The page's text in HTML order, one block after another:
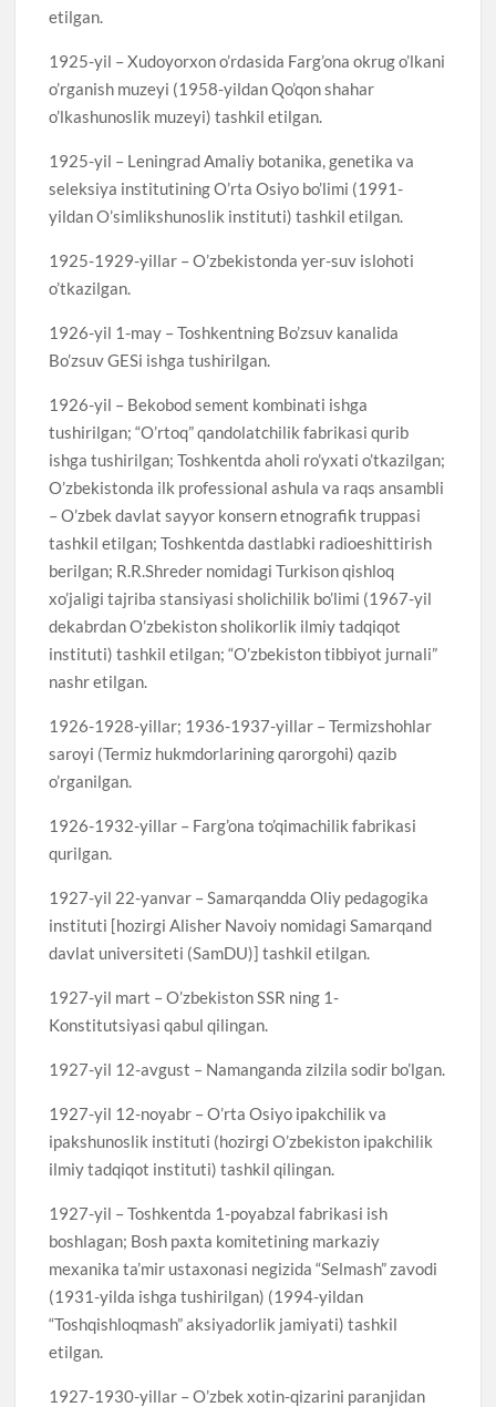
etilgan.
1925-yil – Xudoyorxon o’rdasida Farg’ona okrug o’lkani
o’rganish muzeyi (1958-yildan Qo’qon shahar
o’lkashunoslik muzeyi) tashkil etilgan.
1925-yil – Leningrad Amaliy botanika, genetika va
seleksiya institutining O’rta Osiyo bo’limi (1991-
yildan O’simlikshunoslik instituti) tashkil etilgan.
1925-1929-yillar – O’zbekistonda yer-suv islohoti
o’tkazilgan.
1926-yil 1-may – Toshkentning Bo’zsuv kanalida
Bo’zsuv GESi ishga tushirilgan.
1926-yil – Bekobod sement kombinati ishga
tushirilgan; “O’rtoq” qandolatchilik fabrikasi qurib
ishga tushirilgan; Toshkentda aholi ro’yxati o’tkazilgan;
O’zbekistonda ilk professional ashula va raqs ansambli
– O’zbek davlat sayyor konsern etnografik truppasi
tashkil etilgan; Toshkentda dastlabki radioeshittirish
berilgan; R.R.Shreder nomidagi Turkison qishloq
xo’jaligi tajriba stansiyasi sholichilik bo’limi (1967-yil
dekabrdan O’zbekiston sholikorlik ilmiy tadqiqot
instituti) tashkil etilgan; “O’zbekiston tibbiyot jurnali”
nashr etilgan.
1926-1928-yillar; 1936-1937-yillar – Termizshohlar
saroyi (Termiz hukmdorlarining qarorgohi) qazib
o’rganilgan.
1926-1932-yillar – Farg’ona to’qimachilik fabrikasi
qurilgan.
1927-yil 22-yanvar – Samarqandda Oliy pedagogika
instituti [hozirgi Alisher Navoiy nomidagi Samarqand
davlat universiteti (SamDU)] tashkil etilgan.
1927-yil mart – O’zbekiston SSR ning 1-
Konstitutsiyasi qabul qilingan.
1927-yil 12-avgust – Namanganda zilzila sodir bo’lgan.
1927-yil 12-noyabr – O’rta Osiyo ipakchilik va
ipakshunoslik instituti (hozirgi O’zbekiston ipakchilik
ilmiy tadqiqot instituti) tashkil qilingan.
1927-yil – Toshkentda 1-poyabzal fabrikasi ish
boshlagan; Bosh paxta komitetining markaziy
mexanika ta’mir ustaxonasi negizida “Selmash” zavodi
(1931-yilda ishga tushirilgan) (1994-yildan
“Toshqishloqmash” aksiyadorlik jamiyati) tashkil
etilgan.
1927-1930-yillar – O’zbek xotin-qizarini paranjidan